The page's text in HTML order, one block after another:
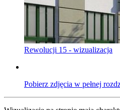
Rewolucji 15 - wizualizacja
Pobierz zdjęcia w pełnej